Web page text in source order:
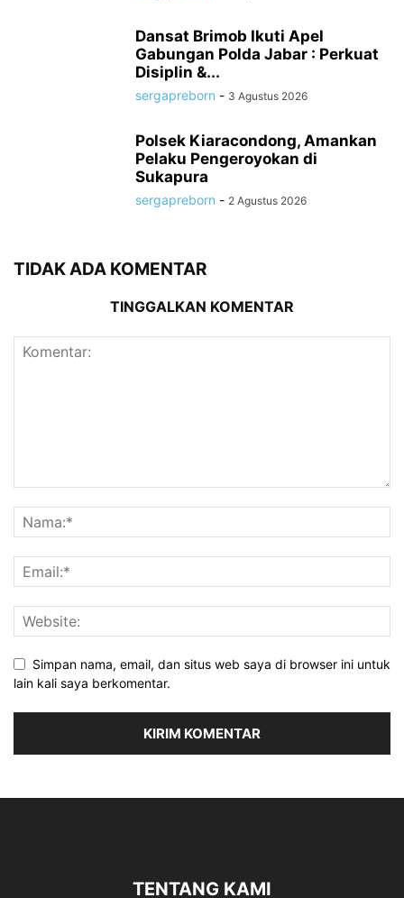
Dansat Brimob Ikuti Apel
Gabungan Polda Jabar : Perkuat
Disiplin &...
sergapreborn - 3 Agustus 2026
Polsek Kiaracondong, Amankan
Pelaku Pengeroyokan di
Sukapura
sergapreborn - 2 Agustus 2026
TIDAK ADA KOMENTAR
TINGGALKAN KOMENTAR
Simpan nama, email, dan situs web saya di browser ini untuk
lain kali saya berkomentar.
TENTANG KAMI